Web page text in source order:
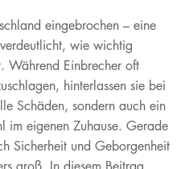
eingebrochen – eine
wie wichtig
Während Einbrecher oft
hinterlassen sie bei
Schäden, sondern auch ein
im eigenen Zuhause. Gerade
Sicherheit und Geborgenheit